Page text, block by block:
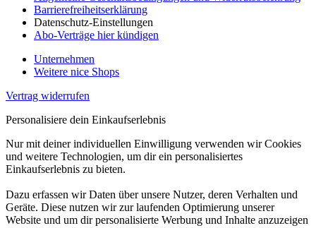
Barrierefreiheitserklärung
Datenschutz-Einstellungen
Abo-Verträge hier kündigen
Unternehmen
Weitere nice Shops
Vertrag widerrufen
Personalisiere dein Einkaufserlebnis
Nur mit deiner individuellen Einwilligung verwenden wir Cookies
und weitere Technologien, um dir ein personalisiertes
Einkaufserlebnis zu bieten.
Dazu erfassen wir Daten über unsere Nutzer, deren Verhalten und
Geräte. Diese nutzen wir zur laufenden Optimierung unserer
Website und um dir personalisierte Werbung und Inhalte anzuzeigen